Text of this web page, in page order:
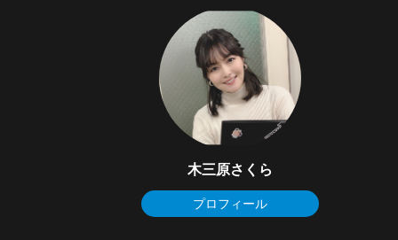
木三原さくら
プロフィール